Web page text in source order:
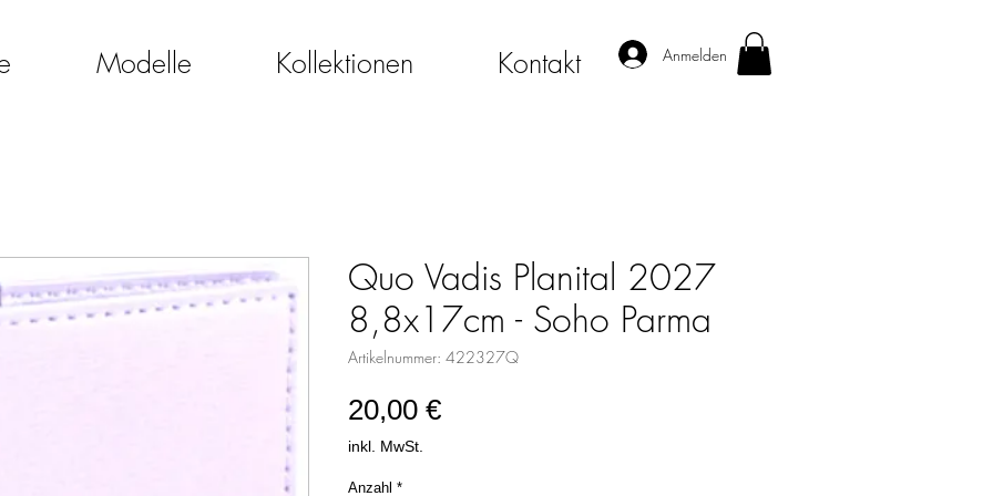
Modelle Kollektionen Kontakt Anmelden
Quo Vadis Planital 2027
8,8x17cm - Soho Parma
Artikelnummer: 422327Q
20,00 €Preis
inkl. MwSt.
Anzahl *